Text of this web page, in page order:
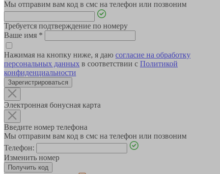
Мы отправим вам код в смс на телефон или позвоним
Требуется подтверждение по номеру
Ваше имя *
Нажимая на кнопку ниже, я даю согласие на обработку
персональных данных в соответствии с Политикой
конфиденциальности
Зарегистрироваться
Электронная бонусная карта
Введите номер телефона
Мы отправим вам код в смс на телефон или позвоним
Телефон:
Изменить номер